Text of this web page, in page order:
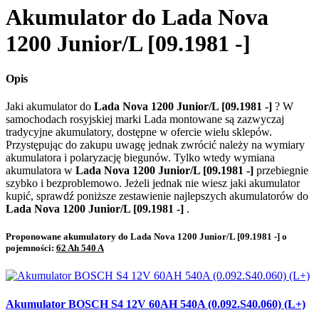
Akumulator do Lada Nova
1200 Junior/L [09.1981 -]
Opis
Jaki akumulator do Lada Nova 1200 Junior/L [09.1981 -] ? W
samochodach rosyjskiej marki Lada montowane są zazwyczaj
tradycyjne akumulatory, dostępne w ofercie wielu sklepów.
Przystępując do zakupu uwagę jednak zwrócić należy na wymiary
akumulatora i polaryzację biegunów. Tylko wtedy wymiana
akumulatora w Lada Nova 1200 Junior/L [09.1981 -] przebiegnie
szybko i bezproblemowo. Jeżeli jednak nie wiesz jaki akumulator
kupić, sprawdź poniższe zestawienie najlepszych akumulatorów do
Lada Nova 1200 Junior/L [09.1981 -] .
Proponowane akumulatory do Lada Nova 1200 Junior/L [09.1981 -] o
pojemności: 62 Ah 540 A
Akumulator BOSCH S4 12V 60AH 540A (0.092.S40.060) (L+)